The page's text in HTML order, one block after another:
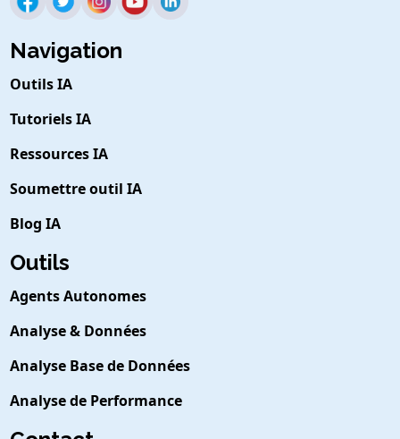
Navigation
Outils IA
Tutoriels IA
Ressources IA
Soumettre outil IA
Blog IA
Outils
Agents Autonomes
Analyse & Données
Analyse Base de Données
Analyse de Performance